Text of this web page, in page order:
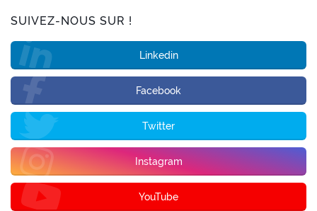
SUIVEZ-NOUS SUR !
Linkedin
Facebook
Twitter
Instagram
YouTube